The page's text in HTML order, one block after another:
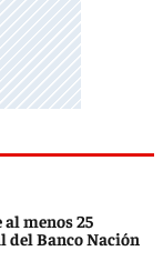
menos 25
del Banco Nación